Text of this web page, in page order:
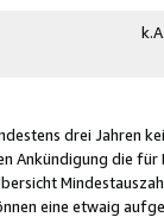
drei Jahren
Ankündigung die
eine etwaig